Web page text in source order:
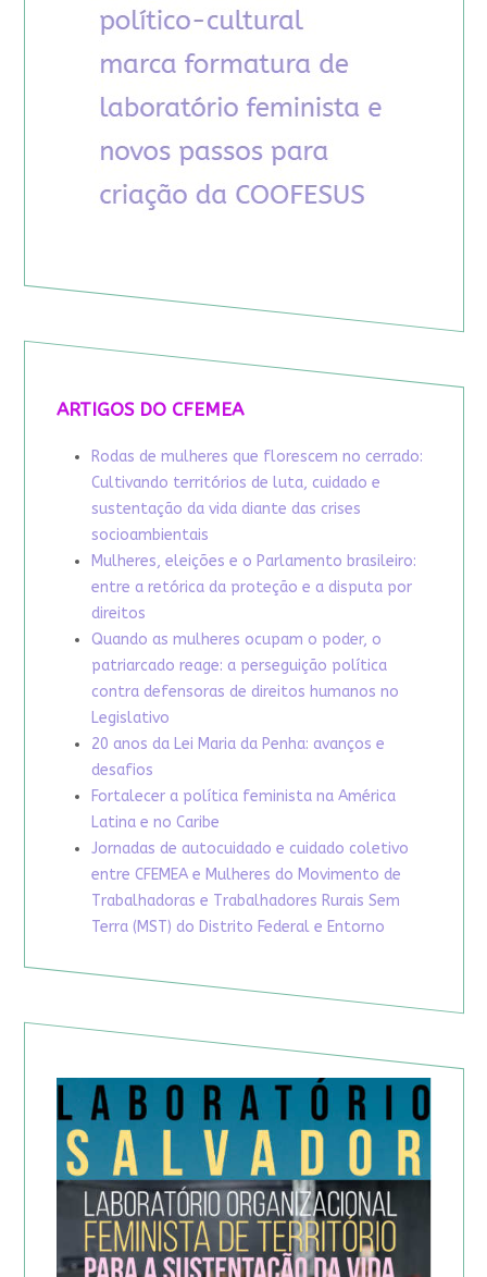
ARTIGOS DO CFEMEA
Rodas de mulheres que florescem no cerrado:
Cultivando territórios de luta, cuidado e
sustentação da vida diante das crises
socioambientais
Mulheres, eleições e o Parlamento brasileiro:
entre a retórica da proteção e a disputa por
direitos
Quando as mulheres ocupam o poder, o
patriarcado reage: a perseguição política
contra defensoras de direitos humanos no
Legislativo
20 anos da Lei Maria da Penha: avanços e
desafios
Fortalecer a política feminista na América
Latina e no Caribe
Jornadas de autocuidado e cuidado coletivo
entre CFEMEA e Mulheres do Movimento de
Trabalhadoras e Trabalhadores Rurais Sem
Terra (MST) do Distrito Federal e Entorno